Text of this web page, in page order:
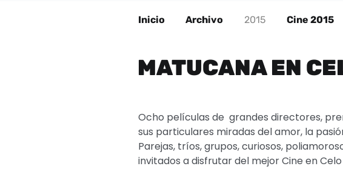
Inicio Archivo 2015 Cine 2015
MATUCANA EN
Ocho películas de grandes directores,
sus particulares miradas del amor, la
Parejas, tríos, grupos, curiosos,
invitados a disfrutar del mejor Cine en Celo